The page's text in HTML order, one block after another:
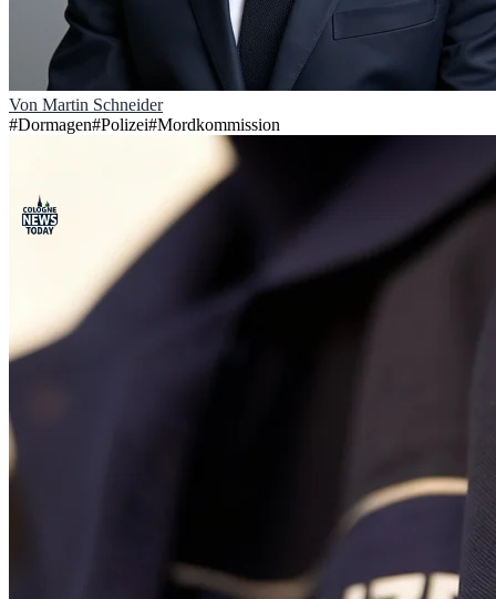
Von Martin Schneider
#Dormagen#Polizei#Mordkommission